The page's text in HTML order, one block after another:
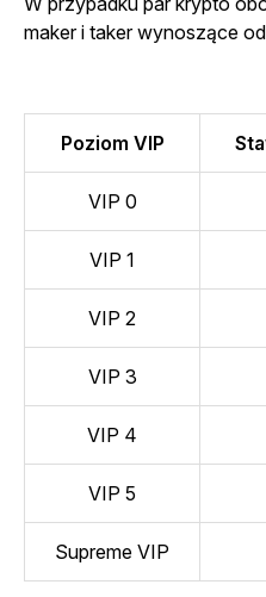
maker i taker wynoszące
Poziom VIP
VIP 0
VIP 1
VIP 2
VIP 3
VIP 4
VIP 5
Supreme VIP